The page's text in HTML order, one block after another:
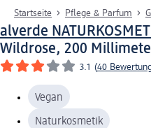
Startseite Pflege & Parfum
alverde
Wildrose, 200
3.1 (40
Vegan
Naturkosmetik